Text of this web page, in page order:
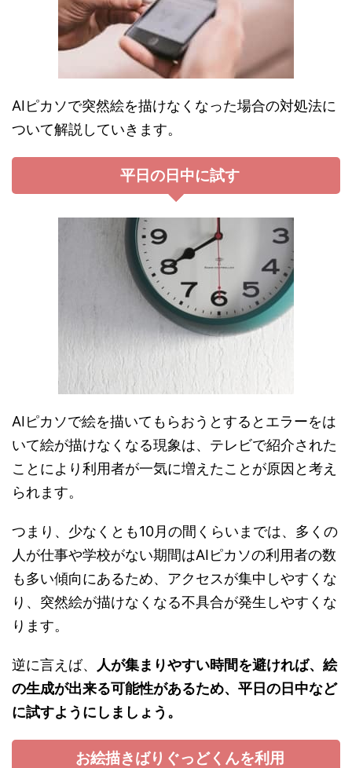
AIピカソで突然絵を描けなくなった場合の対処法に
ついて解説していきます。
平日の日中に試す
AIピカソで絵を描いてもらおうとするとエラーをは
いて絵が描けなくなる現象は、テレビで紹介された
ことにより利用者が一気に増えたことが原因と考え
られます。
つまり、少なくとも10月の間くらいまでは、多くの
人が仕事や学校がない期間はAIピカソの利用者の数
も多い傾向にあるため、アクセスが集中しやすくな
り、突然絵が描けなくなる不具合が発生しやすくな
ります。
逆に言えば、
人が集まりやすい時間を避ければ、絵
の生成が出来る可能性があるため、平日の日中など
に試すようにしましょう。
お絵描きばりぐっどくんを利用